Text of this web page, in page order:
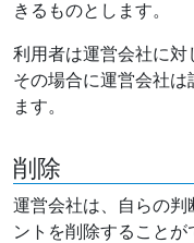
きるものとします。
利用者は運営会社に対
その場合に運営会社
ます。
削除
運営会社は、自らの判
ントを削除することが